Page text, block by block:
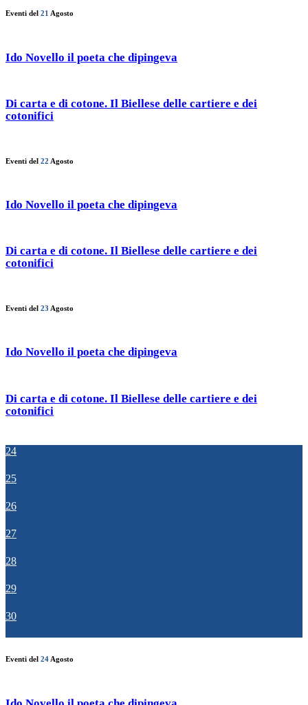
Eventi del 21 Agosto
Ido Novello il poeta che dipingeva
Di carta e di cotone. Il Biellese delle cartiere e dei
cotonifici
Eventi del 22 Agosto
Ido Novello il poeta che dipingeva
Di carta e di cotone. Il Biellese delle cartiere e dei
cotonifici
Eventi del 23 Agosto
Ido Novello il poeta che dipingeva
Di carta e di cotone. Il Biellese delle cartiere e dei
cotonifici
24
25
26
27
28
29
30
Eventi del 24 Agosto